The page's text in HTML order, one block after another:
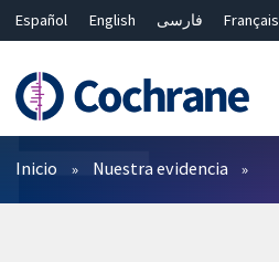
Español English فارسی
Français
Bahasa Malaysia
ไทย 繁體中文
Filtros
Inicio Nuestra evidencia